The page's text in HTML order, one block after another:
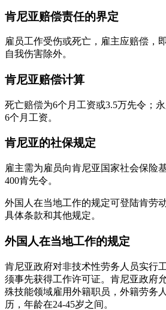
肯尼亚赔偿责任的界定
雇员工作受伤或死亡，雇主应赔偿，
自我伤害除外。
肯尼亚赔偿计算
死亡赔偿为6个月工资或3.5万先令；
6个月工资。
肯尼亚的社保规定
雇主需为雇员向肯尼亚国家社会保险
400肯先令。
外国人在当地工作的规定可登陆肯劳
具体条款和其他规定。
外国人在当地工作的规定
肯尼亚政府对非技术性劳务人员实行
须事先获得工作许可证。肯尼亚政府
殊技能领域雇用外籍职员，外籍劳务
历，年龄在24-45岁之间。